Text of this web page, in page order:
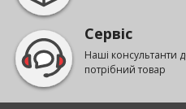
Сервіс
Наші консультанти
потрібний товар